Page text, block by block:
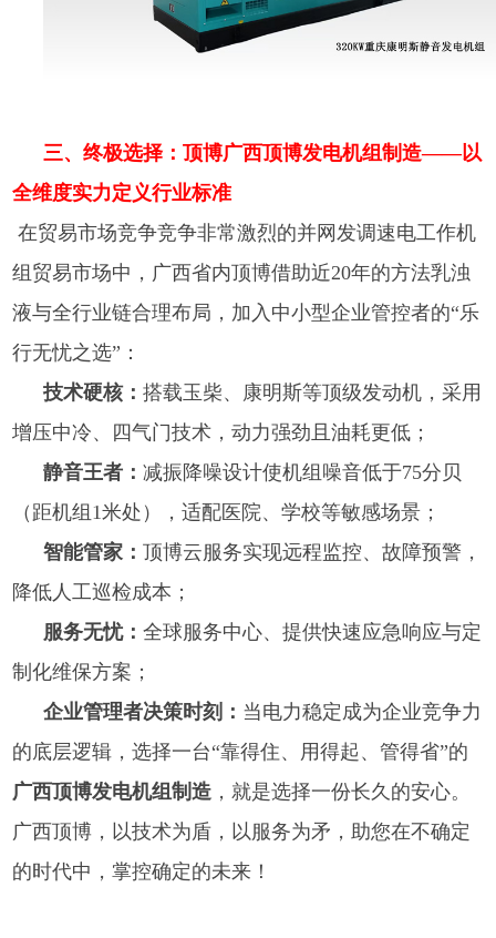
三、终极选择：顶博广西顶博发电机组制造——以
全维度实力定义行业标准
在贸易市场竞争竞争非常激烈的并网发调速电工作机
组贸易市场中，广西省内顶博借助近20年的方法乳浊
液与全行业链合理布局，加入中小型企业管控者的“乐
行无忧之选”：
技术硬核：搭载玉柴、康明斯等顶级发动机，采用
增压中冷、四气门技术，动力强劲且油耗更低；
静音王者：减振降噪设计使机组噪音低于75分贝
（距机组1米处），适配医院、学校等敏感场景；
智能管家：顶博云服务实现远程监控、故障预警，
降低人工巡检成本；
服务无忧：全球服务中心、提供快速应急响应与定
制化维保方案；
企业管理者决策时刻： 当电力稳定成为企业竞争力
的底层逻辑，选择一台“靠得住、用得起、管得省”的
广西顶博发电机组制造 ，就是选择一份长久的安心。
广西顶博，以技术为盾，以服务为矛，助您在不确定
的时代中，掌控确定的未来！